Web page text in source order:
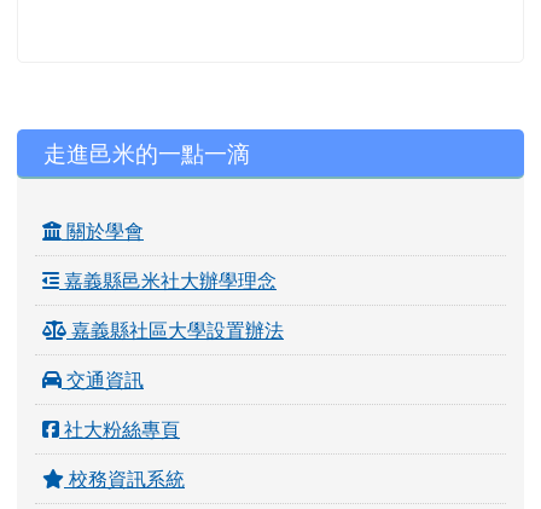
左邊區域內容
走進邑米的一點一滴
關於學會
嘉義縣邑米社大辦學理念
嘉義縣社區大學設置辦法
交通資訊
社大粉絲專頁
校務資訊系統